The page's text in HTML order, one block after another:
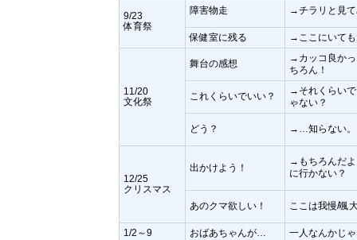
9/23
体育祭
障害物走 →チラリと見
保健室に残る →ここにいて
11/20
文化祭
舞台の感想
→カッコ良か
ちろん！
これくらいでいい？
→それくらい
ゃない？
どう？ →…知らない。
12/25
クリスマス
出かけよう！
→もちろんだ
に行かない？
あのクマ欲しい！ ここは我慢/颯
1/2～9 おばあちゃんが… 一人なんかじ